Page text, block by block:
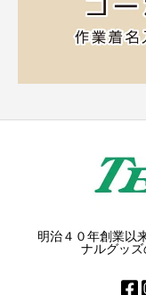
明治４０年創業以
ナルグッ